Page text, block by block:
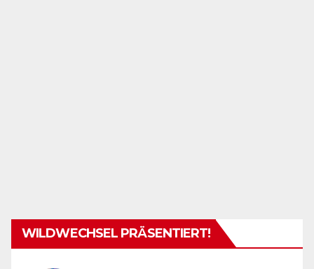
WILDWECHSEL PRÄSENTIERT!